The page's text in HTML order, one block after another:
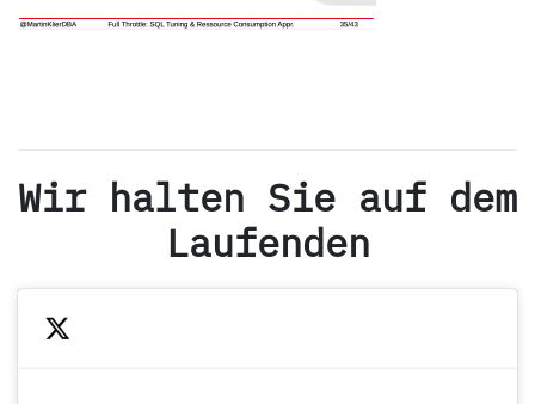
Wir halten Sie auf dem
Laufenden